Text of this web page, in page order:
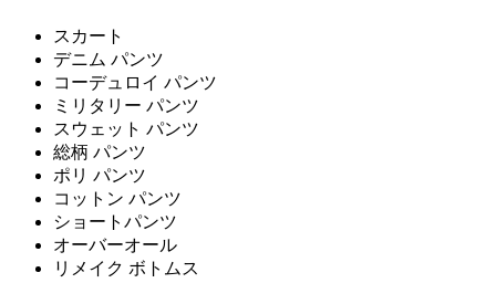
スカート
デニム パンツ
コーデュロイ パンツ
ミリタリー パンツ
スウェット パンツ
総柄 パンツ
ポリ パンツ
コットン パンツ
ショートパンツ
オーバーオール
リメイク ボトムス